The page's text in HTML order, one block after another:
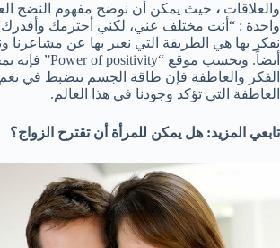
والعلاقات ، حيث يمكن أن نوضح مفهوم النضج
واحدة : “أنت مختلف عني، لكني أحترمك
نفكر بها هي الطريقة التي نعبر بها عن
أيضاً. وبحسب موقع “Power of positivity” فإنه
الفكر والعاطفة فإن طاقة الجسم تنضبط في
العاطفة التي تؤكد وجودنا في هذا العالم.
تابعي المزيد: هل يمكن للمرأة أن تقترح الزواج؟